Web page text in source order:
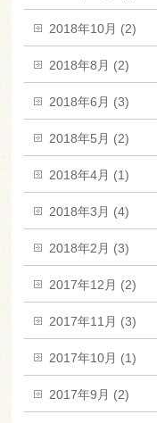
2018年10月 (2)
2018年8月 (2)
2018年6月 (3)
2018年5月 (2)
2018年4月 (1)
2018年3月 (4)
2018年2月 (3)
2017年12月 (2)
2017年11月 (3)
2017年10月 (1)
2017年9月 (2)